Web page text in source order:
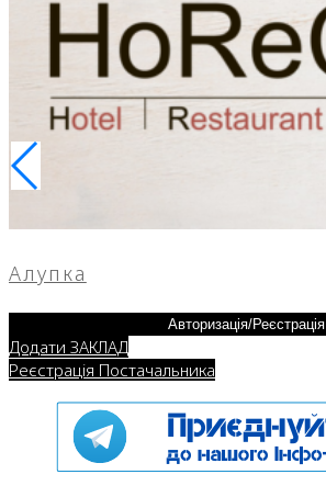
Алупка
Авторизація/Реєстрація
Додати ЗАКЛАД
Реєстрація Постачальника